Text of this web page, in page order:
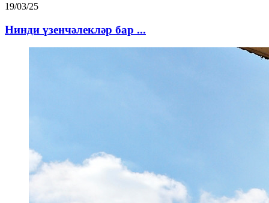
19/03/25
Нинди үзенчәлекләр бар ...